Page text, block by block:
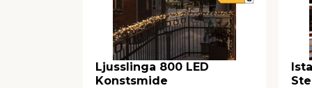
Ljusslinga 800 LED
Konstsmide